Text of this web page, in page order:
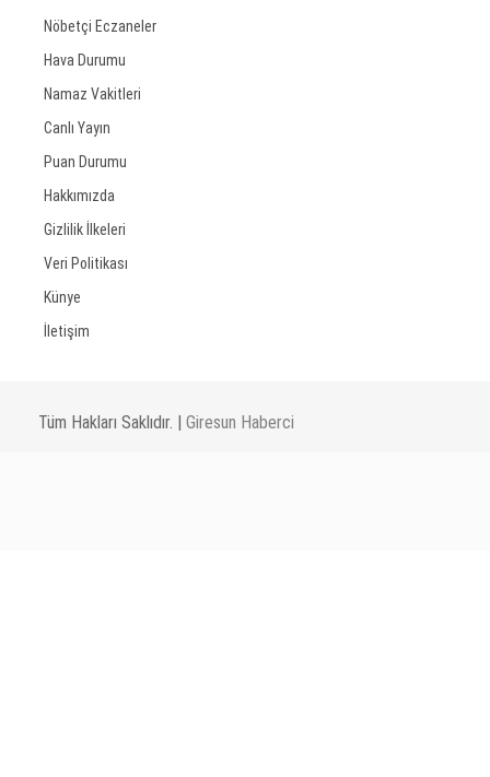
Nöbetçi Eczaneler
Hava Durumu
Namaz Vakitleri
Canlı Yayın
Puan Durumu
Hakkımızda
Gizlilik İlkeleri
Veri Politikası
Künye
İletişim
Tüm Hakları Saklıdır. | Giresun Haberci